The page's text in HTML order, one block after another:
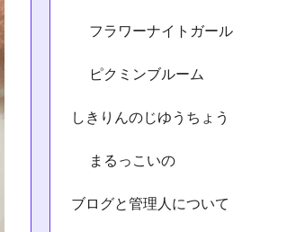
フラワーナイトガール
ピクミンブルーム
しきりんのじゆうちょう
まるっこいの
ブログと管理人について